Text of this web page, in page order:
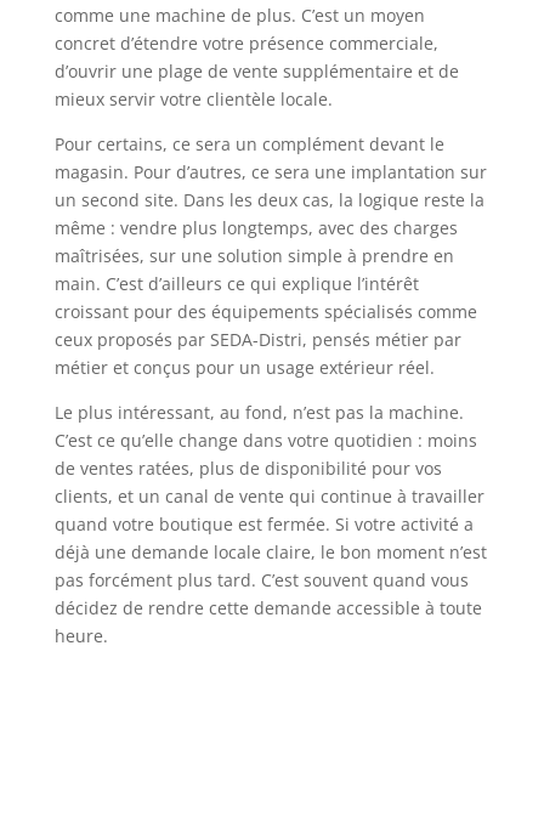
comme une machine de plus. C’est un moyen
concret d’étendre votre présence commerciale,
d’ouvrir une plage de vente supplémentaire et de
mieux servir votre clientèle locale.
Pour certains, ce sera un complément devant le
magasin. Pour d’autres, ce sera une implantation sur
un second site. Dans les deux cas, la logique reste la
même : vendre plus longtemps, avec des charges
maîtrisées, sur une solution simple à prendre en
main. C’est d’ailleurs ce qui explique l’intérêt
croissant pour des équipements spécialisés comme
ceux proposés par SEDA-Distri, pensés métier par
métier et conçus pour un usage extérieur réel.
Le plus intéressant, au fond, n’est pas la machine.
C’est ce qu’elle change dans votre quotidien : moins
de ventes ratées, plus de disponibilité pour vos
clients, et un canal de vente qui continue à travailler
quand votre boutique est fermée. Si votre activité a
déjà une demande locale claire, le bon moment n’est
pas forcément plus tard. C’est souvent quand vous
décidez de rendre cette demande accessible à toute
heure.